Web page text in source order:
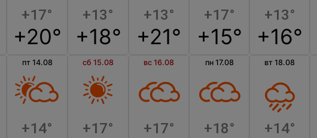
+17°
+20°
+13°
+18°
+13°
+21°
+17°
+15°
+13°
+16°
пт 14.08
+14°
сб 15.08
+17°
вс 16.08
+17°
пн 17.08
+18°
вт 18.08
+14°